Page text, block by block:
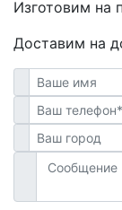
Изготовим на
Доставим на